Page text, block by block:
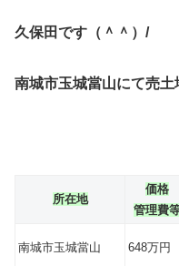
久保田です（＾＾）/
南城市玉城當山にて売土
所在地
価格
管理費
南城市玉城當山 648万円